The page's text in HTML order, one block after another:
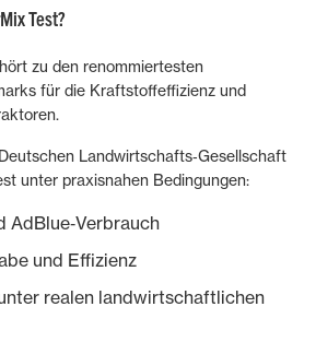
Test?
zu den renommiertesten
für die Kraftstoffeffizienz und
Landwirtschafts‑Gesellschaft
unter praxisnahen Bedingungen:
AdBlue‑Verbrauch
und Effizienz
realen landwirtschaftlichen